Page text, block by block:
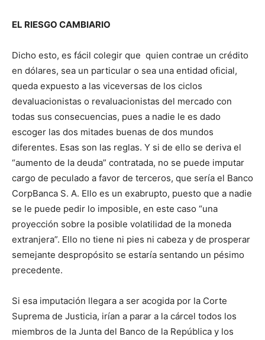
EL RIESGO CAMBIARIO
Dicho esto, es fácil colegir que quien contrae un crédito
en dólares, sea un particular o sea una entidad oficial,
queda expuesto a las viceversas de los ciclos
devaluacionistas o revaluacionistas del mercado con
todas sus consecuencias, pues a nadie le es dado
escoger las dos mitades buenas de dos mundos
diferentes. Esas son las reglas. Y si de ello se deriva el
“aumento de la deuda” contratada, no se puede imputar
cargo de peculado a favor de terceros, que sería el Banco
CorpBanca S. A. Ello es un exabrupto, puesto que a nadie
se le puede pedir lo imposible, en este caso “una
proyección sobre la posible volatilidad de la moneda
extranjera”. Ello no tiene ni pies ni cabeza y de prosperar
semejante despropósito se estaría sentando un pésimo
precedente.
Si esa imputación llegara a ser acogida por la Corte
Suprema de Justicia, irían a parar a la cárcel todos los
miembros de la Junta del Banco de la República y los